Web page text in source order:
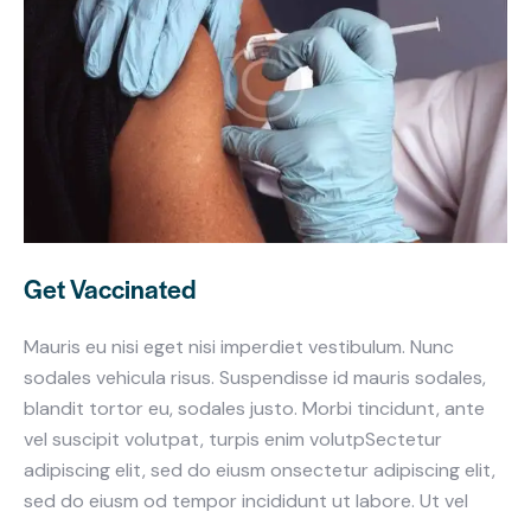
Get Vaccinated
Mauris eu nisi eget nisi imperdiet vestibulum. Nunc
sodales vehicula risus. Suspendisse id mauris sodales,
blandit tortor eu, sodales justo. Morbi tincidunt, ante
vel suscipit volutpat, turpis enim volutpSectetur
adipiscing elit, sed do eiusm onsectetur adipiscing elit,
sed do eiusm od tempor incididunt ut labore. Ut vel